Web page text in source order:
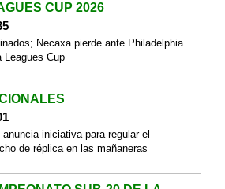
CUP 2026
Necaxa pierde ante Philadelphia
Leagues Cup
anuncia iniciativa para regular el
de réplica en las mañaneras